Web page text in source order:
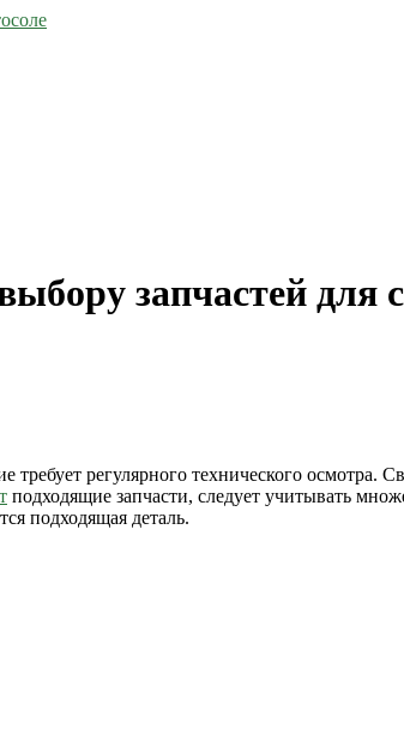
запчастей для
требует регулярного технического осмотра.
подходящие запчасти, следует учитывать
подходящая деталь.